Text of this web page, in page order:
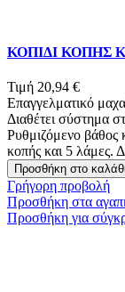
ΚΟΠΙΔΙ ΚΟΠΗΣ
Τιμή 20,94 €
Επαγγελματικό
Διαθέτει σύστημα
Ρυθμιζόμενο βάθος
κοπής και 5 λάμες.
Προσθήκη στο καλάθι
Γρήγορη προβολή
Προσθήκη στα
Προσθήκη για